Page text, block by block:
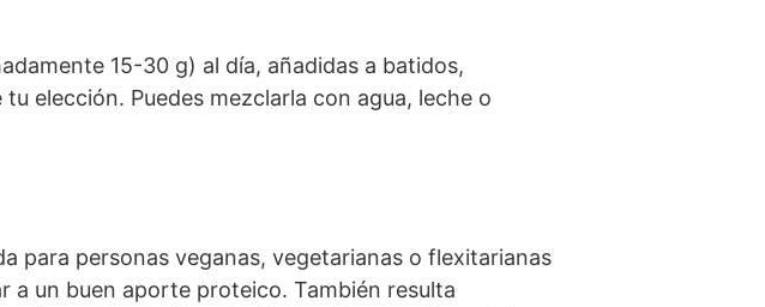
15-30 g) al día, añadidas a batidos,
elección. Puedes mezclarla con agua, leche o
para personas veganas, vegetarianas o flexitarianas
a un buen aporte proteico. También resulta